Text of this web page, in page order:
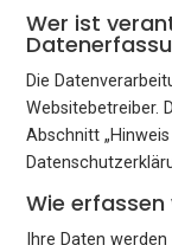
Wer ist
Die
Websitebetreiber.
Abschnitt
Wie erfassen
Ihre Daten